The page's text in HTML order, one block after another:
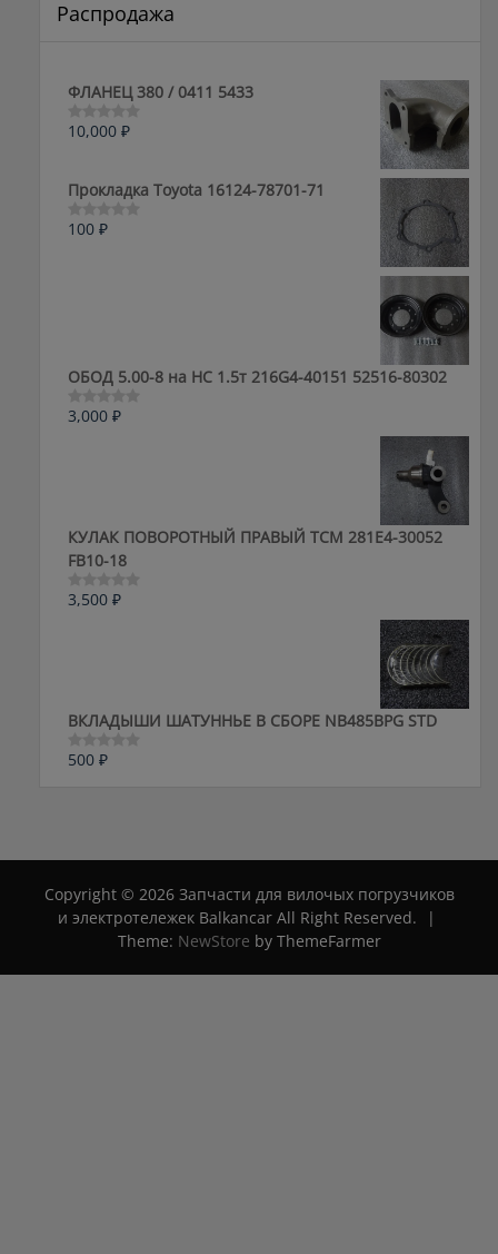
Распродажа
ФЛАНЕЦ 380 / 0411 5433
Оценка
5
10,000 ₽
Прокладка Toyota 16124-78701-71
Оценка
100 ₽
ОБОД 5.00-8 на HC 1.5т 216G4-40151 52516-80302
Оценка
3,000 ₽
КУЛАК ПОВОРОТНЫЙ ПРАВЫЙ ТСМ 281E4-30052
FB10-18
Оценка
3,500 ₽
ВКЛАДЫШИ ШАТУННЬЕ В СБОРЕ NB485BPG STD
Оценка
500 ₽
Copyright © 2026 Запчасти для вилочых погрузчиков
и электротележек Balkancar All Right Reserved.
|
Theme: NewStore by ThemeFarmer